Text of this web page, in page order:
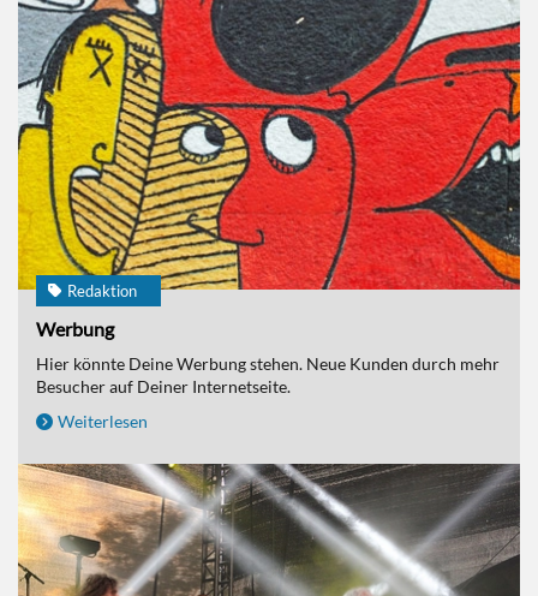
Redaktion
Werbung
Hier könnte Deine Werbung stehen. Neue Kunden durch mehr
Besucher auf Deiner Internetseite.
Weiterlesen